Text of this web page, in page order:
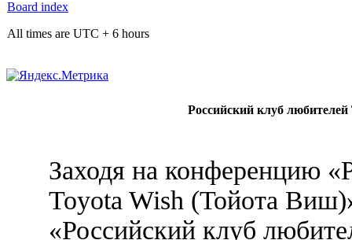
Board index
All times are UTC + 6 hours
Российский клуб
Заходя на конференцию
Toyota Wish (Тойота
«Российский клуб